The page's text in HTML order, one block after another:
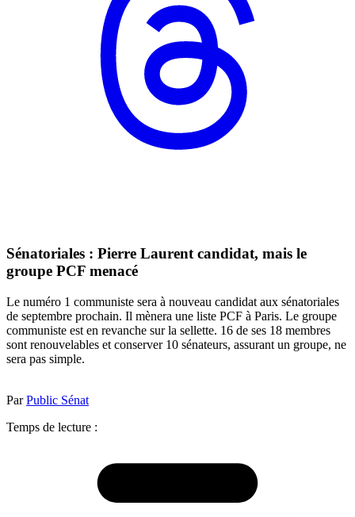
Sénatoriales : Pierre Laurent candidat, mais le
groupe PCF menacé
Le numéro 1 communiste sera à nouveau candidat aux sénatoriales
de septembre prochain. Il mènera une liste PCF à Paris. Le groupe
communiste est en revanche sur la sellette. 16 de ses 18 membres
sont renouvelables et conserver 10 sénateurs, assurant un groupe, ne
sera pas simple.
ParPublic Sénat
Temps de lecture :